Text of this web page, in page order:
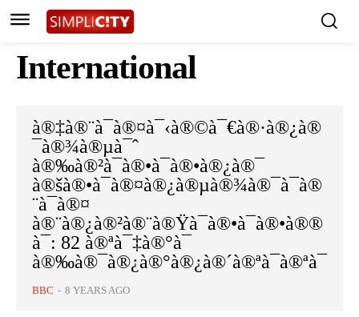
International
à®‡à®¨à¯à®¤à¯‹à®©à¯€à®·à®¿à®
¯à®¾à®µà¯ˆ
à®‰à®²à¯à®•à¯à®•à®¿à®¯
à®šà®•à¯à®¤à®¿à®µà®¾à®¯à¯à®
¨à¯à®¤
à®¨à®¿à®²à®¨à®Ÿà¯à®•à¯à®•à®®
à¯: 82 à®ªà¯‡à®°à¯
à®‰à®¯à®¿à®°à®¿à®´à®ªà¯à®ªà¯
BBC - 8 YEARS AGO